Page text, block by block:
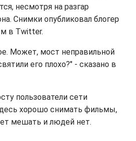
несмотря на разгар
Снимки опубликовал блогер
в Twitter.
Может, мост неправильной
его плохо?" - сказано в
пользователи сети
хорошо снимать фильмы,
мешать и людей нет.